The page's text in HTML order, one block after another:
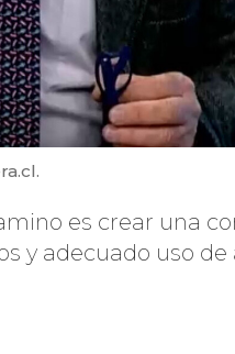
es crear una
y adecuado uso